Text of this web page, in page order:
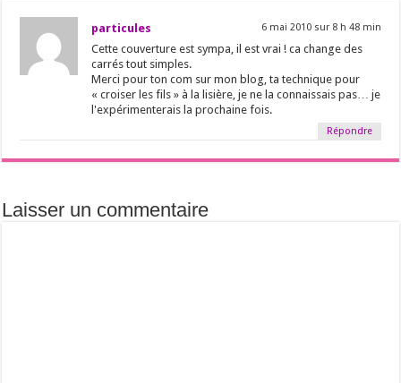
particules 6 mai 2010 sur 8 h 48 min
Cette couverture est sympa, il est vrai ! ca change des
carrés tout simples.
Merci pour ton com sur mon blog, ta technique pour
« croiser les fils » à la lisière, je ne la connaissais pas… je
l'expérimenterais la prochaine fois.
Répondre
Laisser un commentaire